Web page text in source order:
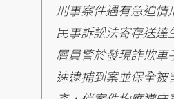
刑事案件遇有急迫情
民事訴訟法寄存送達
層員警於發現詐欺車
速逮捕到案並保全被